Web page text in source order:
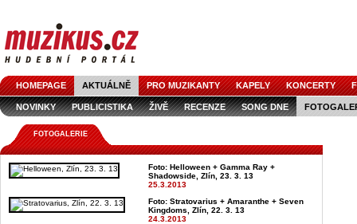
HOMEPAGE AKTUÁLNĚ PRO MUZIKANTY KAPELY KONCERTY
NOVINKY PUBLICISTIKA ŽIVĚ RECENZE SONG DNE
FOTOGALERIE
Foto: Helloween + Gamma Ray +
Shadowside, Zlín, 23. 3. 13
25.3.2013
Foto: Stratovarius + Amaranthe + Seven
Kingdoms, Zlín, 22. 3. 13
24.3.2013